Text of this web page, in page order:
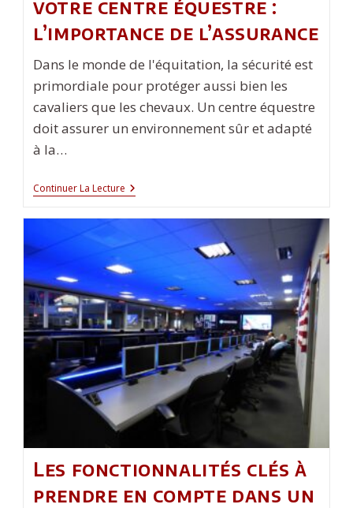
votre centre équestre :
l’importance de l’assurance
Dans le monde de l'équitation, la sécurité est
primordiale pour protéger aussi bien les
cavaliers que les chevaux. Un centre équestre
doit assurer un environnement sûr et adapté
à la…
Continuer La Lecture Minimiser
Les
Équestre
:
L’importance
De
L’assurance
Les fonctionnalités clés à
prendre en compte dans un